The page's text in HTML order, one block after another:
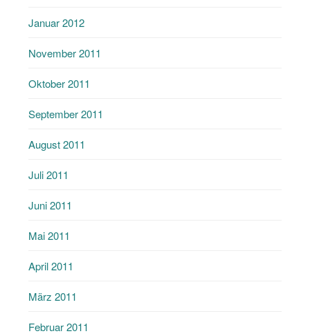
Januar 2012
November 2011
Oktober 2011
September 2011
August 2011
Juli 2011
Juni 2011
Mai 2011
April 2011
März 2011
Februar 2011